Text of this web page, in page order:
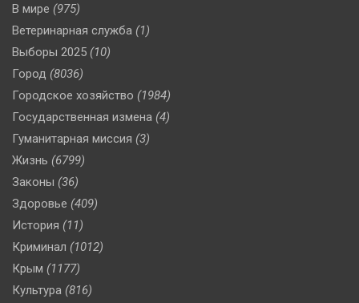
В мире (975)
Ветеринарная служба (1)
Выборы 2025 (10)
Город (8036)
Городское хозяйство (1984)
Государственная измена (4)
Гуманитарная миссия (3)
Жизнь (6799)
Законы (36)
Здоровье (409)
История (11)
Криминал (1012)
Крым (1177)
Культура (816)